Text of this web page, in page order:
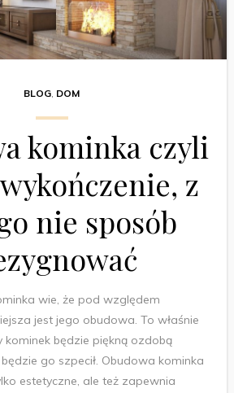
BLOG, DOM
kominka czyli
z
nie sposób
wie, że pod względem
jest jego obudowa. To właśnie
kominek będzie piękną ozdobą
go szpecił. Obudowa kominka
estetyczne, ale też zapewnia